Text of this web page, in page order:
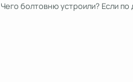
Чего болтовню устроили? Если